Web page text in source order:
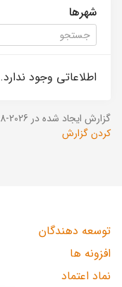
شهرها
اطلاعاتی وجود ندارد.
گزارش ایجاد شده در 2026-08-08 ساعت 10:17:31 (UTC +03:30).
کردن گزارش
توسعه دهندگان
افزونه ها
نماد اعتماد